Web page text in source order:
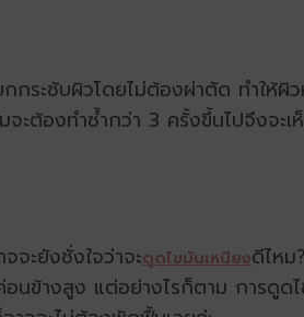
กกระชับผิวโดยไม่ต้องผ่าตัด ทำให้ผิ
ะต้องทำซ้ำกว่า 3 ครั้งขึ้นไปจึงจะเ
จะยังชั่งใจว่าจะดูดไขมันเหนียงดีไหม?
นข้างสูง แต่อย่างไรก็ตาม การดูด